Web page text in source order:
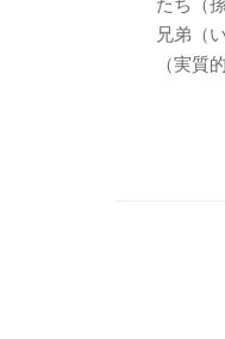
たち（
兄弟（
（実質